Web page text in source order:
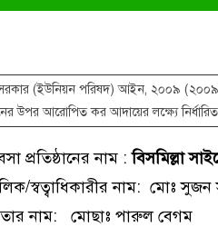
সরকার (ইউনিয়ন পরিষদ) আইন, ২০০৯
উপর আরোপিত কর আদায়ের লক্ষ্যে
প্রতিষ্ঠানের নাম :বিসমিল্লা
স্বত্বাধিকারীর নাম: মোঃ সুজন
নাম: মোছাঃ পারুল বেগম